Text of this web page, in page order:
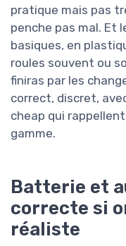
pratique mais pas
penche pas mal. Et
basiques, en
roules souvent ou
finiras par les
correct, discret,
cheap qui
gamme.
Batterie et
correcte si
réaliste